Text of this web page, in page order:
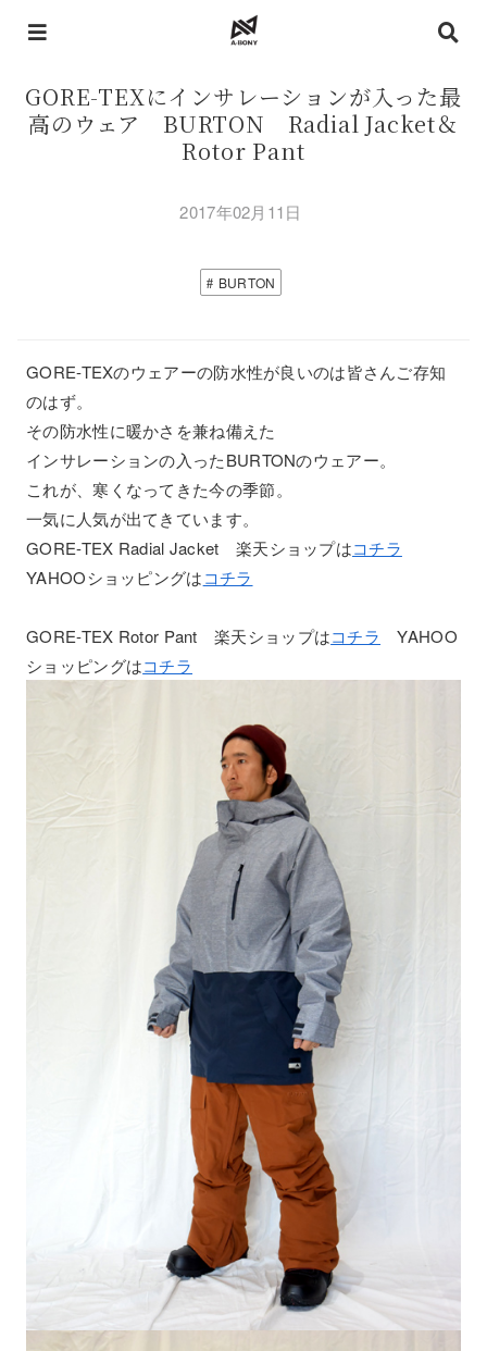
GORE-TEXにインサレーションが入った最
高のウェア BURTON Radial Jacket＆
Rotor Pant
2017年02月11日
BURTON
GORE-TEXのウェアーの防水性が良いのは皆さんご存知
のはず。
その防水性に暖かさを兼ね備えた
インサレーションの入ったBURTONのウェアー。
これが、寒くなってきた今の季節。
一気に人気が出てきています。
GORE-TEX Radial Jacket 楽天ショップはコチラ
YAHOOショッピングはコチラ
GORE-TEX Rotor Pant 楽天ショップはコチラ YAHOO
ショッピングはコチラ